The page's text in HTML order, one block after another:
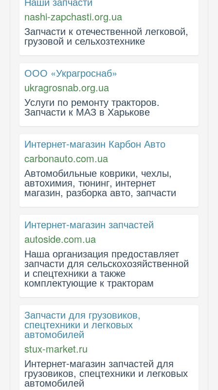
nashi-zapchasti.org.ua
Запчасти к отечественной легковой,
грузовой и сельхозтехнике
ООО «Украгроснаб»
ukragrosnab.org.ua
Услуги по ремонту тракторов.
Запчасти к МАЗ в Харькове
Интернет-магазин Карбон Авто
carbonauto.com.ua
Автомобильные коврики, чехлы,
автохимия, тюнинг, интернет
магазин, разборка авто, запчасти
Интернет-магазин запчастей
autoside.com.ua
Наша организация предоставляет
запчасти для сельскохозяйственной
и спецтехники а также
комплектующие к тракторам
Запчасти для грузовиков,
спецтехники и легковых
автомобилей
stux-market.ru
Интернет-магазин запчастей для
грузовиков, спецтехники и легковых
автомобилей